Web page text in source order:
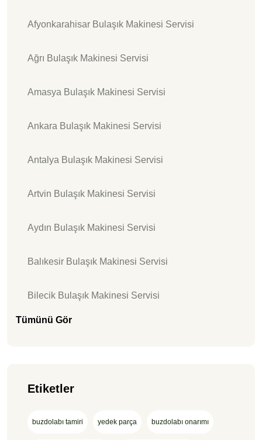
Afyonkarahisar Bulaşık Makinesi Servisi
Ağrı Bulaşık Makinesi Servisi
Amasya Bulaşık Makinesi Servisi
Ankara Bulaşık Makinesi Servisi
Antalya Bulaşık Makinesi Servisi
Artvin Bulaşık Makinesi Servisi
Aydın Bulaşık Makinesi Servisi
Balıkesir Bulaşık Makinesi Servisi
Bilecik Bulaşık Makinesi Servisi
Tümünü Gör
Etiketler
buzdolabı tamiri yedek parça buzdolabı onarımı